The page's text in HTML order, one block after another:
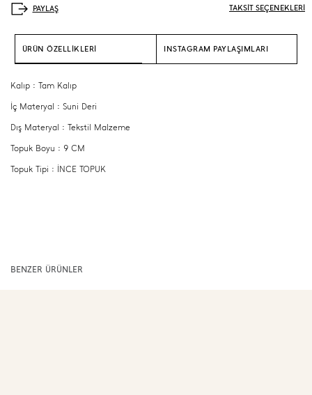
TAKSİT SEÇENEKLERİ
ÜRÜN ÖZELLİKLERİ INSTAGRAM PAYLAŞIMLARI
Kalıp : Tam Kalıp
İç Materyal : Suni Deri
Dış Materyal : Tekstil Malzeme
Topuk Boyu : 9 CM
Topuk Tipi : İNCE TOPUK
BENZER ÜRÜNLER